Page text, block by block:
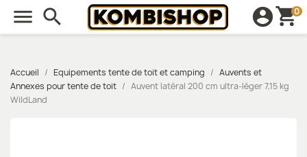
 shopping_cart
0
account_circle
search
Accueil Equipements tente de toit et camping
Auvents et
Annexes pour tente de toit
Auvent latéral 200 cm ultra‑léger 7,15 kg
WildLand